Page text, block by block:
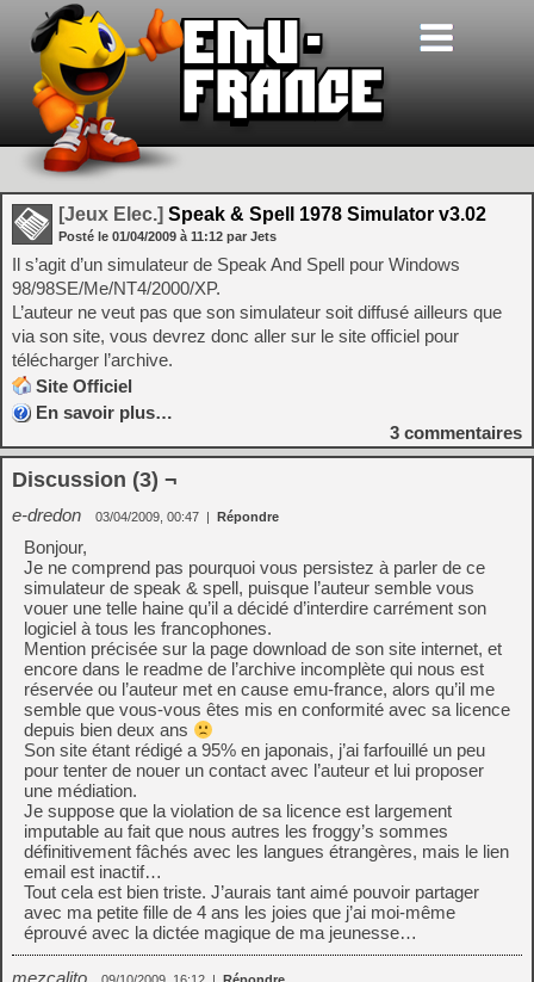
[Jeux Elec.] Speak & Spell 1978 Simulator v3.02
Posté le 01/04/2009 à 11:12 par Jets
Il s’agit d’un simulateur de Speak And Spell pour Windows
98/98SE/Me/NT4/2000/XP.
L’auteur ne veut pas que son simulateur soit diffusé ailleurs que
via son site, vous devrez donc aller sur le site officiel pour
télécharger l’archive.
Site Officiel
En savoir plus…
3 commentaires
Discussion (3) ¬
e-dredon 03/04/2009, 00:47 | Répondre
Bonjour,
Je ne comprend pas pourquoi vous persistez à parler de ce
simulateur de speak & spell, puisque l’auteur semble vous
vouer une telle haine qu’il a décidé d’interdire carrément son
logiciel à tous les francophones.
Mention précisée sur la page download de son site internet, et
encore dans le readme de l’archive incomplète qui nous est
réservée ou l’auteur met en cause emu-france, alors qu’il me
semble que vous-vous êtes mis en conformité avec sa licence
depuis bien deux ans
Son site étant rédigé a 95% en japonais, j’ai farfouillé un peu
pour tenter de nouer un contact avec l’auteur et lui proposer
une médiation.
Je suppose que la violation de sa licence est largement
imputable au fait que nous autres les froggy’s sommes
définitivement fâchés avec les langues étrangères, mais le lien
email est inactif…
Tout cela est bien triste. J’aurais tant aimé pouvoir partager
avec ma petite fille de 4 ans les joies que j’ai moi-même
éprouvé avec la dictée magique de ma jeunesse…
mezcalito